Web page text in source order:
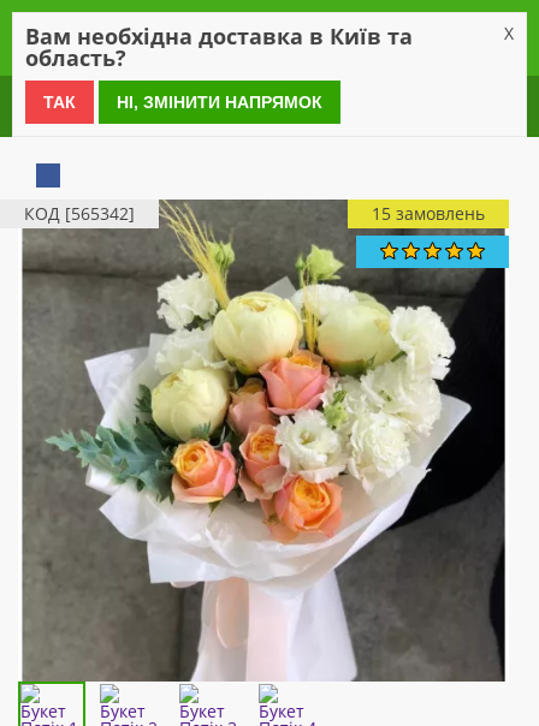
0 800 21 54 55
КОД [565342] 15 замовлень
Вам необхідна доставка в Київ та
область?
X
ТАК НІ, ЗМІНИТИ НАПРЯМОК